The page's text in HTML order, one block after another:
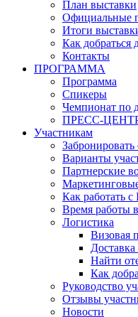
План выставки
Официальные
Итоги
Как добраться
Контакты
ПРОГРАММА
Программа
Спикеры
Чемпионат по
ПРЕСС-
Участникам
Забронировать
Варианты
Партнерские
Как работать
Время работы
Логистика
Визовая
Найти
Как
Руководство
Отзывы
Новости